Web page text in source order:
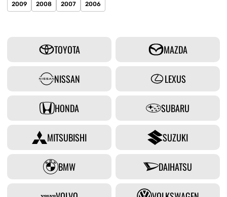
2009 2008 2007 2006
TOYOTA MAZDA
NISSAN LEXUS
HONDA SUBARU
MITSUBISHI SUZUKI
BMW DAIHATSU